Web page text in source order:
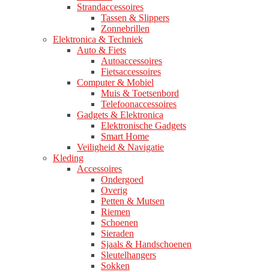
Strandaccessoires
Tassen & Slippers
Zonnebrillen
Elektronica & Techniek
Auto & Fiets
Autoaccessoires
Fietsaccessoires
Computer & Mobiel
Muis & Toetsenbord
Telefoonaccessoires
Gadgets & Elektronica
Elektronische Gadgets
Smart Home
Veiligheid & Navigatie
Kleding
Accessoires
Ondergoed
Overig
Petten & Mutsen
Riemen
Schoenen
Sieraden
Sjaals & Handschoenen
Sleutelhangers
Sokken